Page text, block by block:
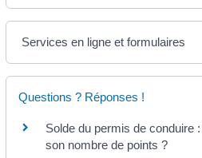
Services en ligne et formulaires
Questions ? Réponses !
Solde du permis de conduire
son nombre de points ?